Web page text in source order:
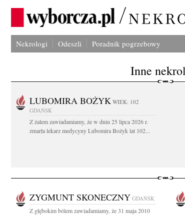
Nekrologi Odeszli Poradnik pogrzebowy
Inne
LUBOMIRA BOŻYK WIEK: 102
GDAŃSK
Z żalem zawiadamiamy, że w dniu 25 lipca 2026 r.
zmarła lekarz medycyny Lubomira Bożyk lat 102...
ZYGMUNT SKONECZNY GDAŃSK
Z głębokim bólem zawiadamiamy, że 31 maja 2010